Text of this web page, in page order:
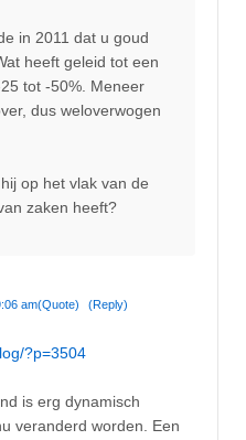
in 2011 dat u goud
heeft geleid tot een
tot -50%. Meneer
dus weloverwogen
op het vlak van de
zaken heeft?
am(Quote) (Reply)
?p=3504
is erg dynamisch
veranderd worden. Een